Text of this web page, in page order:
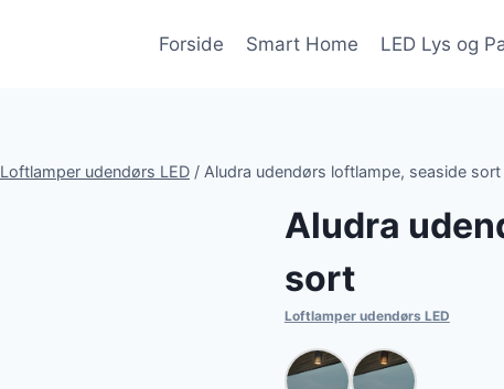
Forside Smart Home LED Lys og
Loftlamper udendørs LED / Aludra udendørs loftlampe, seaside sort
Aludra
sort
Loftlamper udendørs LED